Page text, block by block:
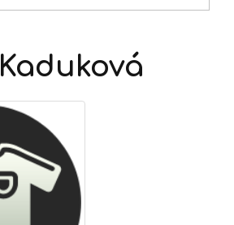
Kaduková